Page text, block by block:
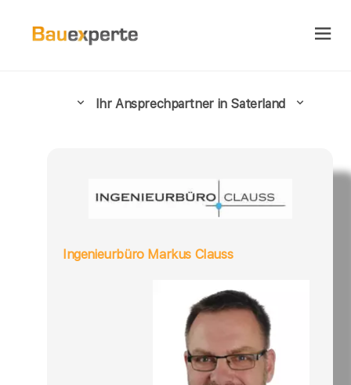
Ihr Ansprechpartner in Saterland
Ingenieurbüro Markus Clauss